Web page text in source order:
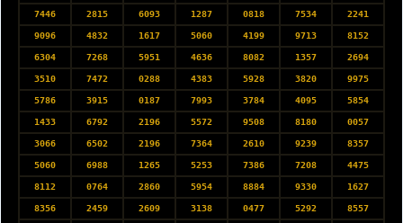
7446 2815 6093 1287 0818 7534 2241
9096 4832 1617 5060 4199 9713 8152
6304 7268 5951 4636 8082 1357 2694
3510 7472 0288 4383 5928 3820 9975
5786 3915 0187 7993 3784 4095 5854
1433 6792 2196 5572 9508 8180 0057
3066 6502 2196 7364 2610 9239 8357
5060 6988 1265 5253 7386 7208 4475
8112 0764 2860 5954 8884 9330 1627
8356 2459 2609 3138 0477 5292 8557